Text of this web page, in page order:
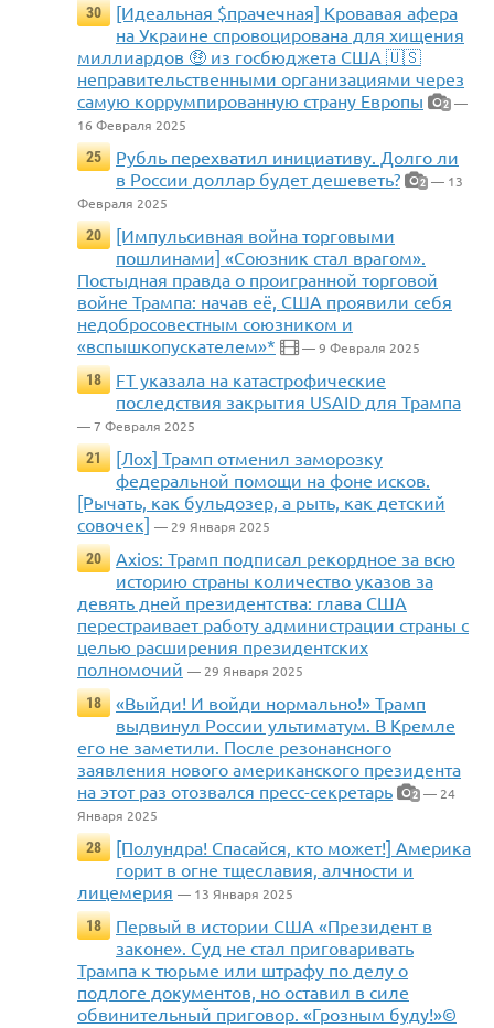
30
[Идеальная $прачечная] Кровавая афера
на Украине спровоцирована для хищения
миллиардов 🤑 из госбюджета США 🇺🇸
неправительственными организациями через
самую коррумпированную страну Европы
2 —
16 Февраля 2025
25
Рубль перехватил инициативу. Долго ли
в России доллар будет дешеветь?
2 — 13
Февраля 2025
20
[Импульсивная война торговыми
пошлинами] «Союзник стал врагом».
Постыдная правда о проигранной торговой
войне Трампа: начав её, США проявили себя
недобросовестным союзником и
«вспышкопускателем»*
— 9 Февраля 2025
18
FT указала на катастрофические
последствия закрытия USAID для Трампа
— 7 Февраля 2025
21
[Лох] Трамп отменил заморозку
федеральной помощи на фоне исков.
[Рычать, как бульдозер, а рыть, как детский
совочек] — 29 Января 2025
20
Axios: Трамп подписал рекордное за всю
историю страны количество указов за
девять дней президентства: глава США
перестраивает работу администрации страны с
целью расширения президентских
полномочий — 29 Января 2025
18
«Выйди! И войди нормально!» Трамп
выдвинул России ультиматум. В Кремле
его не заметили. После резонансного
заявления нового американского президента
на этот раз отозвался пресс-секретарь
2 — 24
Января 2025
28
[Полундра! Спасайся, кто может!] Америка
горит в огне тщеславия, алчности и
лицемерия — 13 Января 2025
18
Первый в истории США «Президент в
законе». Суд не стал приговаривать
Трампа к тюрьме или штрафу по делу о
подлоге документов, но оставил в силе
обвинительный приговор. «Грозным буду!»©